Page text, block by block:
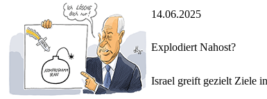
14.06.2025
Explodiert Nahost?
Israel greift gezielt Ziele